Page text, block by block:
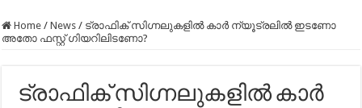
Home / News / ട്രാഫിക് സിഗ്നലുകളില്‍ കാര്‍ ന്യൂട്രലില്‍ ഇടണോ
അതോ ഫസ്റ്റ് ഗിയറിലിടണോ?
ട്രാഫിക് സിഗ്നലുകളില്‍ കാര്‍